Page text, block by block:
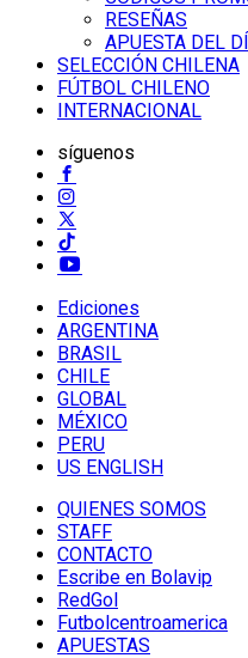
RESEÑAS
APUESTA DEL
SELECCIÓN CHILENA
FÚTBOL CHILENO
INTERNACIONAL
síguenos
Ediciones
ARGENTINA
BRASIL
CHILE
GLOBAL
MÉXICO
PERU
US ENGLISH
QUIENES SOMOS
STAFF
CONTACTO
Escribe en Bolavip
RedGol
Futbolcentroamerica
APUESTAS